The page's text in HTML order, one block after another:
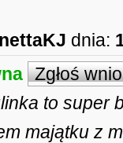
dnia:
Zgłoś
to super
majątku z